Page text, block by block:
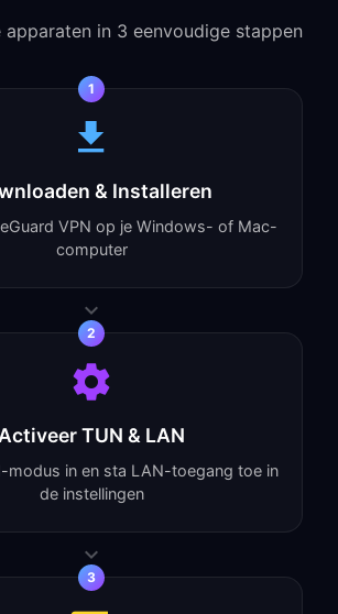
apparaten in 3 eenvoudige stappen
1
& Installeren
VPN op je Windows- of Mac-
computer
2
Activeer TUN & LAN
modus in en sta LAN-toegang toe in
de instellingen
3